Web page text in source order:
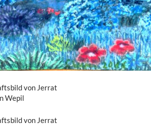
von Jerrat
Wepil
von Jerrat